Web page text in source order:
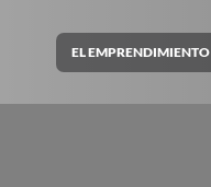
EL EMPRENDIMIENTO